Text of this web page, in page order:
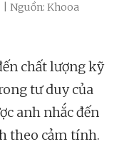
Nguồn: Khooa
chất lượng kỹ
tư duy của
anh nhắc đến
theo cảm tính.